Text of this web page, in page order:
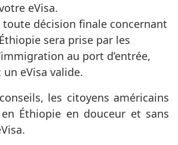
eVisa.
toute décision finale concernant
sera prise par les
au port d’entrée,
un eVisa valide.
les citoyens américains
Éthiopie en douceur et sans